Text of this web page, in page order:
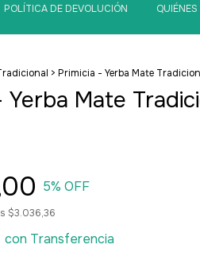
POLÍTICA DE DEVOLUCIÓN
> Primicia - Yerba Mate
Yerba Mate
5% OFF
$3.036,36
con Transferencia